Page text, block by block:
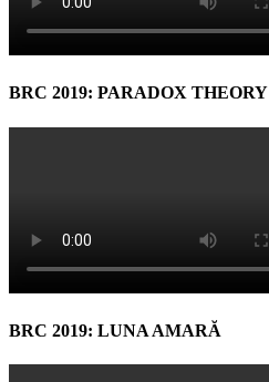
BRC 2019: PARADOX THEORY
BRC 2019: LUNA AMARĂ